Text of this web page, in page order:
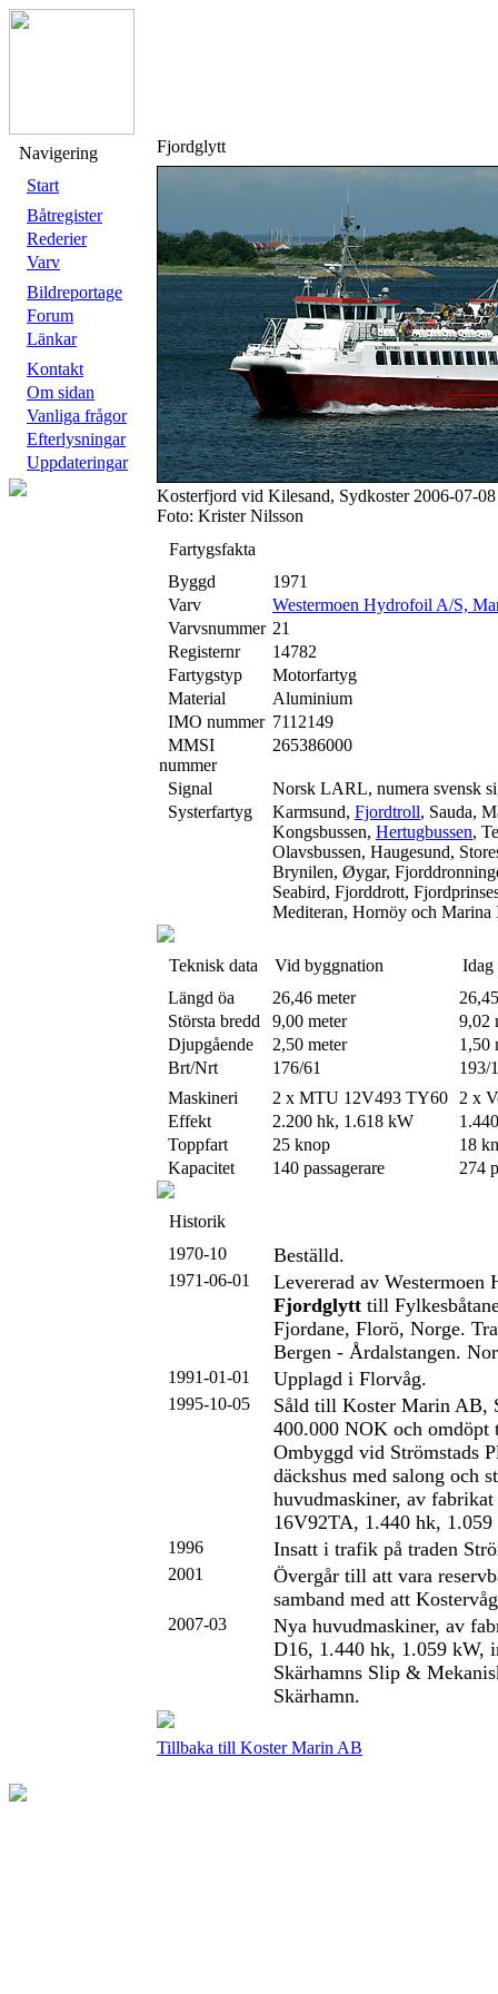
Navigering
Start
Båtregister
Rederier
Varv
Bildreportage
Forum
Länkar
Kontakt
Om sidan
Vanliga frågor
Efterlysningar
Uppdateringar
Fjordglytt
Kosterfjord vid Kilesand, Sydkoster 2006-07-08
Foto: Krister Nilsson
Fartygsfakta
Byggd
1971
Varv
Westermoen Hydrofoil A/S,
Varvsnummer 21
Registernr
14782
Fartygstyp
Motorfartyg
Material
Aluminium
IMO nummer 7112149
MMSI
nummer
265386000
Signal
Norsk LARL, numera svensk
Systerfartyg
Karmsund, Fjordtroll, Sauda,
Kongsbussen, Hertugbussen,
Olavsbussen, Haugesund,
Brynilen, Øygar,
Seabird, Fjorddrott,
Mediteran, Hornöy och Marina
Teknisk data Vid byggnation
Idag
Längd öa
26,46 meter
Största bredd
9,00 meter
9,02
Djupgående
2,50 meter
1,50
Brt/Nrt
176/61
193/
Maskineri
2 x MTU 12V493 TY60
2 x
Effekt
2.200 hk, 1.618 kW
Toppfart
25 knop
18
Kapacitet
140 passagerare 274
Historik
1970-10
Beställd.
1971-06-01
Levererad av Westermoen
Fjordglytt till
Fjordane, Florö, Norge.
Bergen - Årdalstangen.
1991-01-01 Upplagd i Florvåg.
1995-10-05
Såld till Koster Marin AB,
400.000 NOK och
Ombyggd vid Strömstads
däckshus med salong och
huvudmaskiner, av
16V92TA, 1.440 hk, 1.059
1996 Insatt i trafik på traden
2001
Övergår till att vara
samband med att
2007-03
Nya huvudmaskiner, av
D16, 1.440 hk, 1.059 kW,
Skärhamns Slip &
Skärhamn.
Tillbaka till Koster Marin AB